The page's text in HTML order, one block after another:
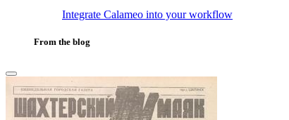
Integrate Calameo into your workflow
From the blog